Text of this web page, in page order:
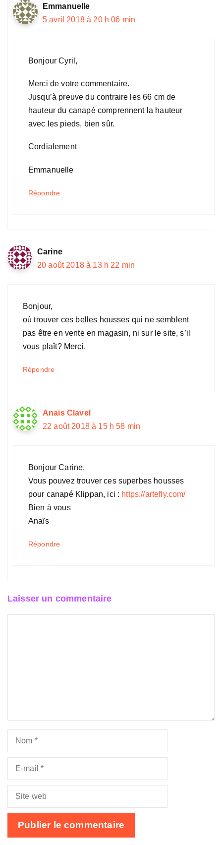
Emmanuelle
5 avril 2018 à 20 h 06 min
Bonjour Cyril,
Merci de votre commentaire.
Jusqu’à preuve du contraire les 66 cm de
hauteur du canapé comprennent la hauteur
avec les pieds, bien sûr.
Cordialement
Emmanuelle
Répondre
Carine
20 août 2018 à 13 h 22 min
Bonjour,
où trouver ces belles housses qui ne semblent
pas être en vente en magasin, ni sur le site, s’il
vous plaît? Merci.
Répondre
Anais Clavel
22 août 2018 à 15 h 58 min
Bonjour Carine,
Vous pouvez trouver ces superbes housses
pour canapé Klippan, ici : https://artefly.com/
Bien à vous
Anaïs
Répondre
Laisser un commentaire
Nom
Site